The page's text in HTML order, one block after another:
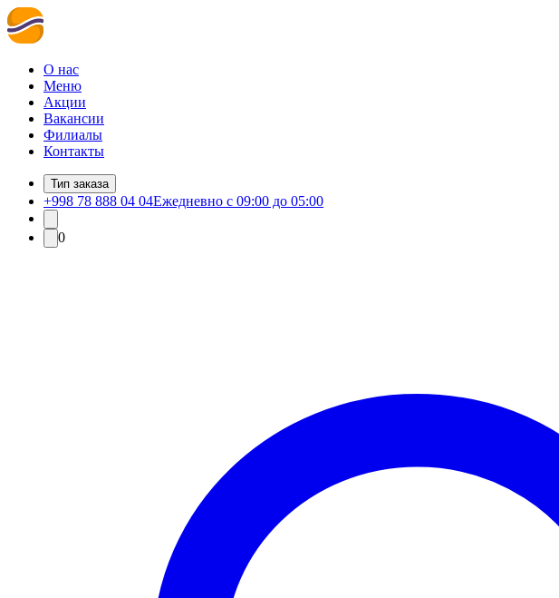
О нас
Меню
Акции
Вакансии
Филиалы
Контакты
Тип заказа
+998 78 888 04 04Ежедневно с 09:00 до 05:00
0